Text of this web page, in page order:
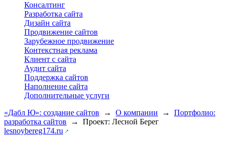
Консалтинг
Разработка сайта
Дизайн сайта
Продвижение сайтов
Зарубежное продвижение
Контекстная реклама
Клиент с сайта
Аудит сайта
Поддержка сайтов
Наполнение сайта
Дополнительные услуги
«Дабл Ю»: создание сайтов
→ О компании →
Портфолио:
разработка сайтов
→
Проект: Лесной Берег
lesnoybereg174.ru